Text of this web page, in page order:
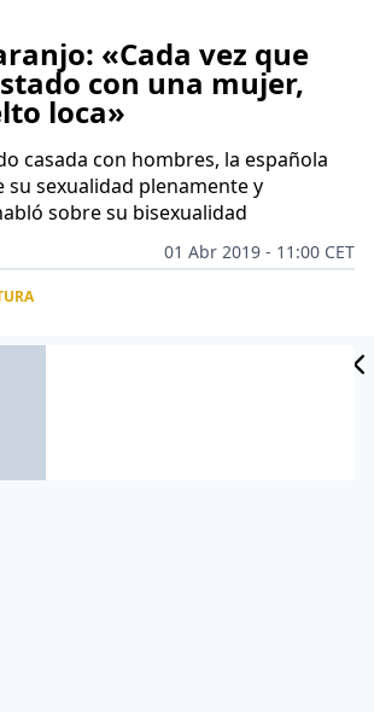
«Cada vez que
con una mujer,
loca»
casada con hombres, la española
sexualidad plenamente y
sobre su bisexualidad
01 Abr 2019 - 11:00 CET